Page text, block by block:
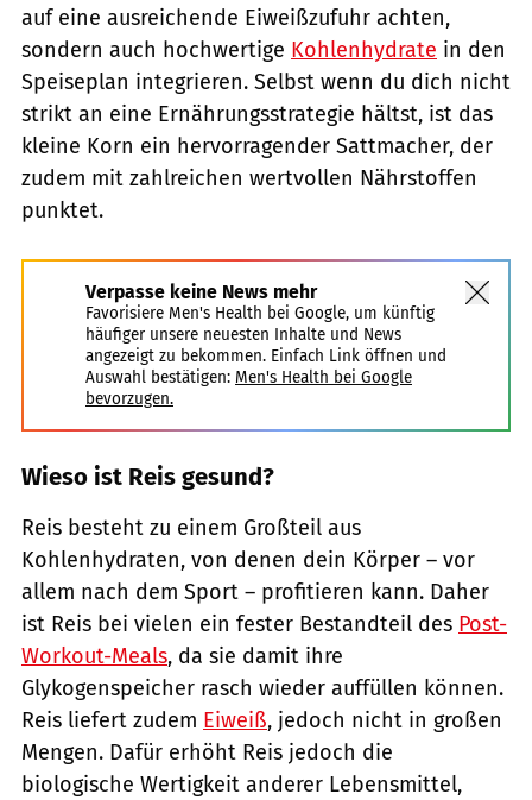
auf eine ausreichende Eiweißzufuhr achten,
sondern auch hochwertige Kohlenhydrate in den
Speiseplan integrieren. Selbst wenn du dich nicht
strikt an eine Ernährungsstrategie hältst, ist das
kleine Korn ein hervorragender Sattmacher, der
zudem mit zahlreichen wertvollen Nährstoffen
punktet.
Verpasse keine News mehr
Favorisiere Men's Health bei Google, um künftig
häufiger unsere neuesten Inhalte und News
angezeigt zu bekommen. Einfach Link öffnen und
Auswahl bestätigen: Men's Health bei Google
bevorzugen.
Wieso ist Reis gesund?
Reis besteht zu einem Großteil aus
Kohlenhydraten, von denen dein Körper – vor
allem nach dem Sport – profitieren kann. Daher
ist Reis bei vielen ein fester Bestandteil des Post-
Workout-Meals, da sie damit ihre
Glykogenspeicher rasch wieder auffüllen können.
Reis liefert zudem Eiweiß, jedoch nicht in großen
Mengen. Dafür erhöht Reis jedoch die
biologische Wertigkeit anderer Lebensmittel,